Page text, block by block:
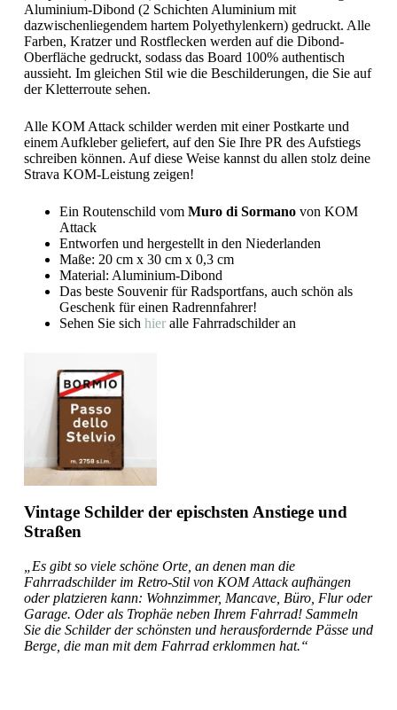
Aluminium-Dibond (2 Schichten Aluminium mit
dazwischenliegendem hartem Polyethylenkern) gedruckt. Alle
Farben, Kratzer und Rostflecken werden auf die Dibond-
Oberfläche gedruckt, sodass das Board 100% authentisch
aussieht. Im gleichen Stil wie die Beschilderungen, die Sie auf
der Kletterroute sehen.
Alle KOM Attack schilder werden mit einer Postkarte und
einem Aufkleber geliefert, auf den Sie Ihre PR des Aufstiegs
schreiben können. Auf diese Weise kannst du allen stolz deine
Strava KOM-Leistung zeigen!
Ein Routenschild vom Muro di Sormanovon KOM
Attack
Entworfen und hergestellt in den Niederlanden
Maße: 20 cm x 30 cm x 0,3 cm
Material: Aluminium-Dibond
Das beste Souvenir für Radsportfans, auch schön als
Geschenk für einen Radrennfahrer!
Sehen Sie sich hieralle Fahrradschilder an
Vintage Schilder der epischsten Anstiege und
Straßen
„Es gibt so viele schöne Orte, an denen man die
Fahrradschilder im Retro-Stil von KOM Attack aufhängen
oder platzieren kann: Wohnzimmer, Mancave, Büro, Flur oder
Garage. Oder als Trophäe neben Ihrem Fahrrad! Sammeln
Sie die Schilder der schönsten und herausfordernde Pässe und
Berge, die man mit dem Fahrrad erklommen hat.“